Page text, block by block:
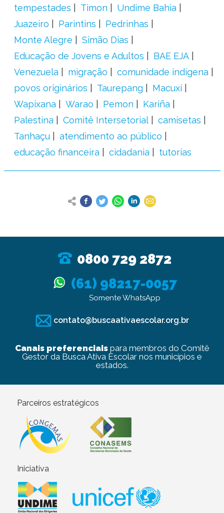
tempestades
Timon
Undime Bahia
Juazeiro
Parintins
Pedrinhas
Monte Alegre
Simão Dias
Educação de Jovens e Adultos
BAE EJA
Venezuela
migração
comunidade indígena
povos originários
Taurepang
Macuxi
Wapixana
Warao Pemon
Kariña
Palestina
Comitê Intersetorial
camisetas
Tanhaçu
atendimento ao público
educação financeira
cidadania tutorias
0800 729 2872
(61) 98217-0057
Somente WhatsApp
contato@buscaativaescolar.org.br
Canais preferenciaispara membros do Comitê
Gestor da Busca Ativa Escolar nos municípios e
estados.
Parceiros estratégicos
Iniciativa